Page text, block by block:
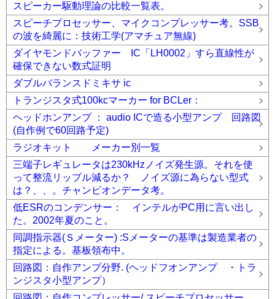
スピーカー駆動理論の比較一覧表。
スピーチプロセッサー、マイクコンプレッサー考。SSB
の波を綺麗に：技術工学(アマチュア無線)
ダイヤモンドバッファー IC「LH0002」すら直線性が
確保できない数式証明
ダブルバランスドミキサ ic
トランジスタ式100kcマーカー for BCLer：
ヘッドホンアンプ ： audio ICで造る小型アンプ 回路図
(自作例で60回路予定)
ラジオキット メーカー別一覧
三端子レギュレータは230kHzノイズ発生源。それを使
って整流リップル減るか？ ノイズ源に為らない型式
は？、、。チャンピオンデータ考。
低ESRのコンデンサー： インテルがPC用に言い出し
た。2002年夏のこと。
同調指示器(Ｓメーター) :Sメーターの基準は製造業者の
指定による。基板領布中。
回路図：自作アンプ分野. (ヘッドフオンアンプ ・トラ
ンジスタ小型アンプ）